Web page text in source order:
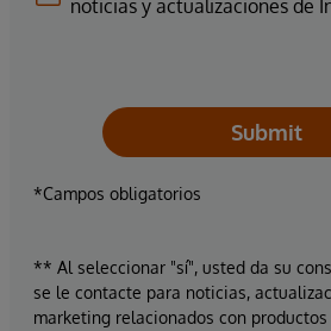
noticias y actualizaciones de
Submit
*Campos obligatorios
** Al seleccionar "sí", usted da su
se le contacte para noticias,
marketing relacionados con